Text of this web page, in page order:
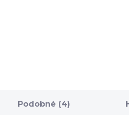
Podobné (4)